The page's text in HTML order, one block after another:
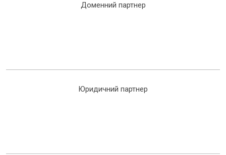
Доменний партнер
Юридичний партнер